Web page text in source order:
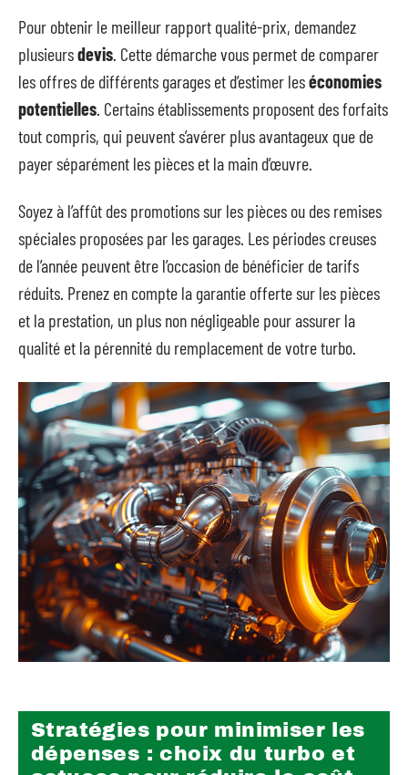
Pour obtenir le meilleur rapport qualité-prix, demandez
plusieursdevis . Cette démarche vous permet de comparer
les offres de différents garages et d’estimer leséconomies
potentielles . Certains établissements proposent des forfaits
tout compris, qui peuvent s’avérer plus avantageux que de
payer séparément les pièces et la main d’œuvre.
Soyez à l’affût des promotions sur les pièces ou des remises
spéciales proposées par les garages. Les périodes creuses
de l’année peuvent être l’occasion de bénéficier de tarifs
réduits. Prenez en compte la garantie offerte sur les pièces
et la prestation, un plus non négligeable pour assurer la
qualité et la pérennité du remplacement de votre turbo.
Stratégies pour minimiser les
dépenses : choix du turbo et